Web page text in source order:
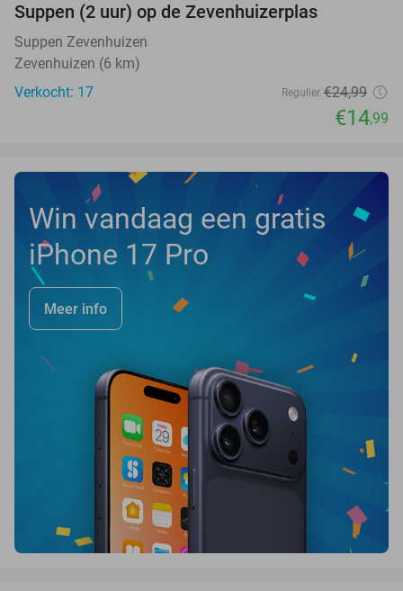
NEW
TODAY
Suppen (2 uur) op de Zevenhuizerplas
Suppen Zevenhuizen
Zevenhuizen (6 km)
Verkocht: 17
Regulier €24,99
€14,99
Win vandaag een gratis
iPhone 17 Pro
Meer info